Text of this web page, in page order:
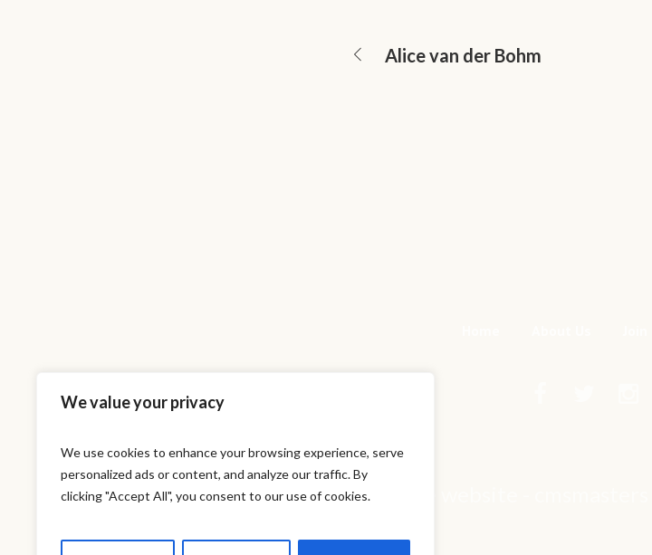
We value your privacy
We use cookies to enhance your browsing experience, serve
personalized ads or content, and analyze our traffic. By
clicking "Accept All", you consent to our use of cookies.
Alice van der Bohm
This is a sample website -